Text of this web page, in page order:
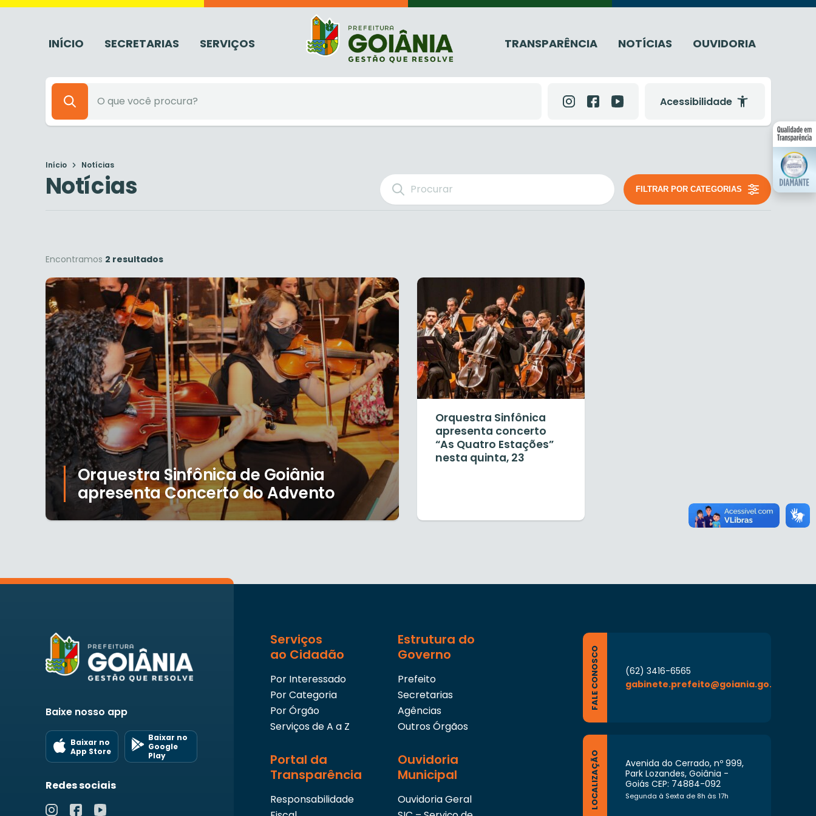
INÍCIO SECRETARIAS SERVIÇOS TRANSPARÊNCIA NOTÍCIAS OUVIDORIA
Acessibilidade
Início Notícias
Notícias FILTRAR POR CATEGORIAS
Encontramos 2 resultados
Orquestra Sinfônica de Goiânia
apresenta Concerto do Advento
Orquestra Sinfônica
apresenta concerto
“As Quatro Estações”
nesta quinta, 23
Baixe nosso app
Baixar no
App Store
Baixar no
Google
Play
Redes sociais
Serviços
ao Cidadão
Por Interessado
Por Categoria
Por Órgão
Serviços de A a Z
Estrutura do
Governo
Prefeito
Secretarias
Agências
Outros Órgãos
Portal da
Transparência
Responsabilidade
Ouvidoria
Municipal
Ouvidoria Geral
FALE CONOSCO
(62) 3416-6565
gabinete.prefeito@goiania.go.gov.br
LOCALIZAÇÃO
Avenida do Cerrado, nº 999,
Park Lozandes, Goiânia -
Goiás CEP: 74884-092
Segunda à Sexta de 8h às 17h